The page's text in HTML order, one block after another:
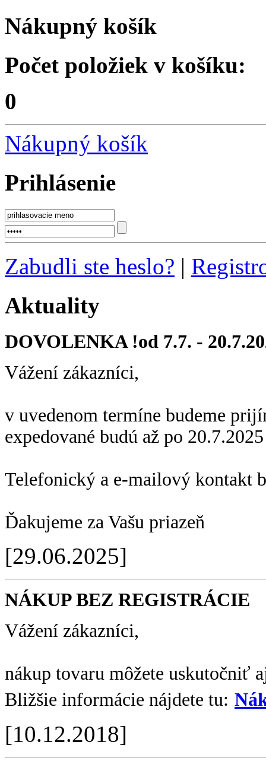
Nákupný košík
Počet položiek v košíku:
0
Nákupný košík
Prihlásenie
Zabudli ste heslo? |
Aktuality
DOVOLENKA !od 7.7. -
Vážení zákazníci,
v uvedenom termíne budeme
expedované budú až po
Telefonický a e-mailový kontakt
Ďakujeme za Vašu priazeň
[29.06.2025]
NÁKUP BEZ REGISTRÁCIE
Vážení zákazníci,
nákup tovaru môžete uskutočniť
Bližšie informácie nájdete tu:
[10.12.2018]